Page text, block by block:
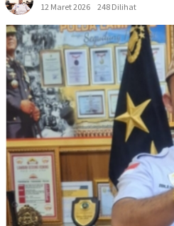
12 Maret 2026
248 Dilihat